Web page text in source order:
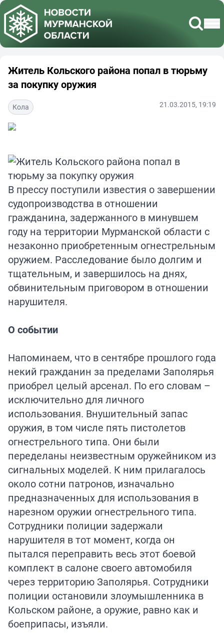
Житель Кольского района попал в тюрьму
за покупку оружия
Кола 21.03.2015, 19:19
В прессу поступили известия о завершении
судопроизводства в отношении
гражданина, задержанного в минувшем
году на территории Мурманской области с
незаконно приобретенным огнестрельным
оружием. Расследование было долгим и
тщательным, и завершилось на днях,
обвинительным приговором в отношении
нарушителя.
О событии
Напоминаем, что в сентябре прошлого года
некий гражданин за пределами Заполярья
приобрел целый арсенал. По его словам –
исключительно для личного
использования. Внушительный запас
оружия, в том числе пять пистолетов
огнестрельного типа. Они были
переделаны неизвестным оружейником из
сигнальных моделей. К ним прилагалось
около сотни патронов, изначально
предназначенных для использования в
нарезном оружии огнестрельного типа.
Сотрудники полиции задержали
нарушителя в тот момент, когда он
пытался переправить весь этот боевой
комплект в салоне своего автомобиля
через территорию Заполярья. Сотрудники
полиции остановили злоумышленника в
Кольском районе, а оружие, равно как и
боеприпасы, изъяли.